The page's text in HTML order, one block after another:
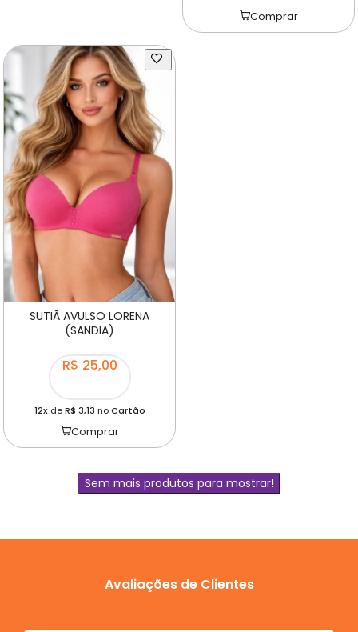
Comprar
SUTIÃ AVULSO LORENA
(SANDIA)
R$ 25,00
12xdeR$ 3,13 noCartão
Comprar
Sem mais produtos para mostrar!
Avaliações de Clientes